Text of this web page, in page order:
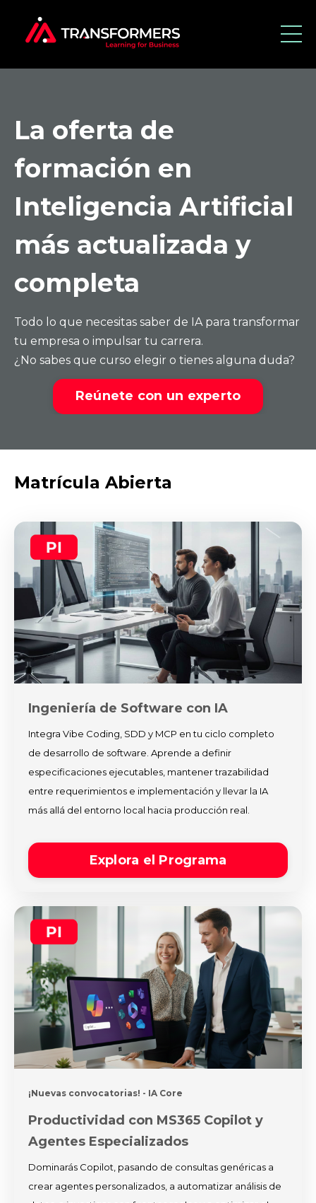
La oferta de
formación en
Inteligencia Artificial
más actualizada y
completa
Todo lo que necesitas saber de IA para transformar
tu empresa o impulsar tu carrera.
¿No sabes que curso elegir o tienes alguna duda?
Reúnete con un experto
Matrícula Abierta
Ingeniería de Software con IA
Integra Vibe Coding, SDD y MCP en tu ciclo completo
de desarrollo de software. Aprende a definir
especificaciones ejecutables, mantener trazabilidad
entre requerimientos e implementación y llevar la IA
más allá del entorno local hacia producción real.
Explora el Programa
¡Nuevas convocatorias! - IA Core
Productividad con MS365 Copilot y
Agentes Especializados
Dominarás Copilot, pasando de consultas genéricas a
crear agentes personalizados, a automatizar análisis de